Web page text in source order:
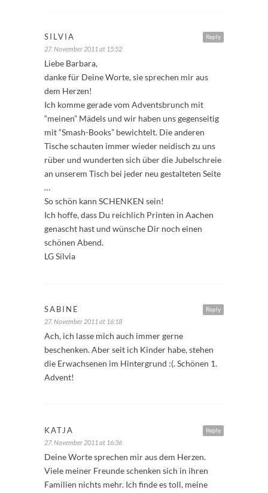
Reply
SILVIA
27. November 2011 at 15:52
Liebe Barbara,
danke für Deine Worte, sie sprechen mir aus
dem Herzen!
Ich komme gerade vom Adventsbrunch mit
“meinen” Mädels und wir haben uns gegenseitig
mit “Smash-Books” bewichtelt. Die anderen
Tische schauten immer wieder neidisch zu uns
rüber und wunderten sich über die Jubelschreie
an unserem Tisch bei jeder neu gestalteten Seite
…
So schön kann SCHENKEN sein!
Ich hoffe, dass Du reichlich Printen in Aachen
genascht hast und wünsche Dir noch einen
schönen Abend.
LG Silvia
Reply
SABINE
27. November 2011 at 16:18
Ach, ich lasse mich auch immer gerne
beschenken. Aber seit ich Kinder habe, stehen
die Erwachsenen im Hintergrund :(. Schönen 1.
Advent!
Reply
KATJA
27. November 2011 at 16:36
Deine Worte sprechen mir aus dem Herzen.
Viele meiner Freunde schenken sich in ihren
Familien nichts mehr. Ich finde es toll, meine